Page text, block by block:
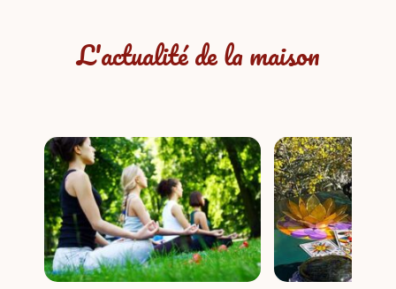
L'actualité de la maison